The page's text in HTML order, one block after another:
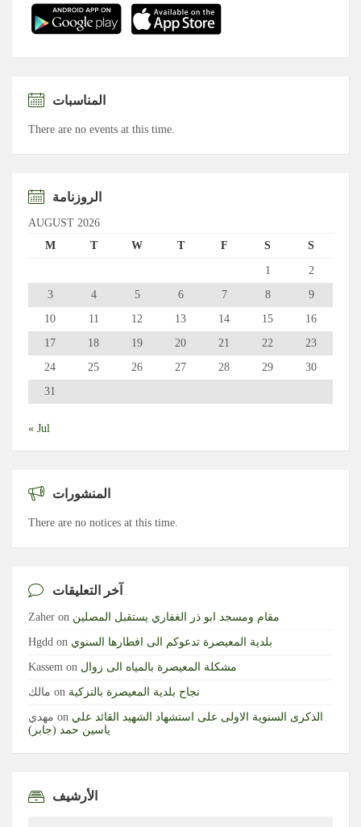
المناسبات
There are no events at this time.
الروزنامة
AUGUST 2026
M
T W T F S S
1
2
3
4 5 6 7 8
9
10
11 12 13 14 15
16
17
18 19 20 21 22
23
24
25 26 27 28 29
30
31
« Jul
المنشورات
There are no notices at this time.
آخر التعليقات
Zaher on مقام ومسجد ابو ذر الغفاري يستقبل المصلين
Hgdd on بلدية المعيصرة تدعوكم الى افطارها السنوي
Kassem on مشكلة المعيصرة بالمياه الى زوال
مالك on نجاح بلدية المعيصرة بالتزكية
مهدي on الذكرى السنوية الاولى على استشهاد الشهيد القائد علي
ياسين حمد (جابر)
الأرشيف